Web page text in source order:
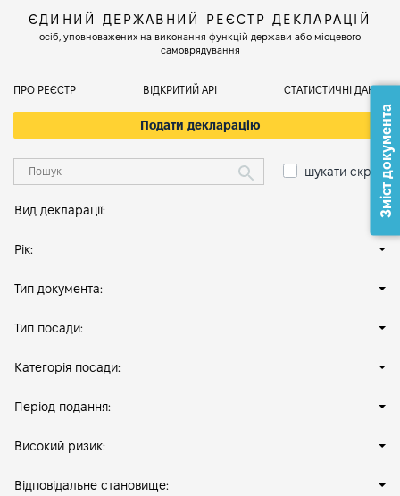
ЄДИНИЙ ДЕРЖАВНИЙ РЕЄСТР ДЕКЛАРАЦІЙ
осіб, уповноважених на виконання функцій держави або місцевого
самоврядування
ПРО РЕЄСТР ВІДКРИТИЙ АРІ СТАТИСТИЧНІ ДАНІ
Подати декларацію
шукати скрізь
Вид декларації:
Рік:
Тип документа:
Тип посади:
Категорія посади:
Період подання:
Високий ризик:
Відповідальне становище:
Зміст документа